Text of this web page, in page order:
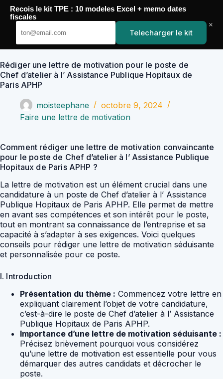
Passer
contenu
YoupiJobs
Rédiger une lettre de motivation pour le poste de
Chef d’atelier à l’ Assistance Publique Hopitaux de
Paris APHP
moisteephane
octobre 9, 2024
Faire une lettre de motivation
Comment rédiger une lettre de motivation convaincante
pour le poste de Chef d’atelier à l’ Assistance Publique
Hopitaux de Paris APHP ?
La lettre de motivation est un élément crucial dans une
candidature à un poste de Chef d’atelier à l’ Assistance
Publique Hopitaux de Paris APHP. Elle permet de mettre
en avant ses compétences et son intérêt pour le poste,
tout en montrant sa connaissance de l’entreprise et sa
capacité à s’adapter à ses exigences. Voici quelques
conseils pour rédiger une lettre de motivation séduisante
et personnalisée pour ce poste.
I. Introduction
Présentation du thème : Commencez votre lettre en
expliquant clairement l’objet de votre candidature,
c’est-à-dire le poste de Chef d’atelier à l’ Assistance
Publique Hopitaux de Paris APHP.
Importance d’une lettre de motivation séduisante :
Précisez brièvement pourquoi vous considérez
qu’une lettre de motivation est essentielle pour vous
démarquer des autres candidats et décrocher le
poste.
Recois le kit TPE : 10 modeles Excel + memo dates
fiscales
Telecharger le kit
×